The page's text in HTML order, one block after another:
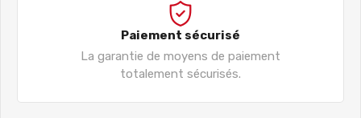
Paiement sécurisé
La garantie de moyens de paiement
totalement sécurisés.